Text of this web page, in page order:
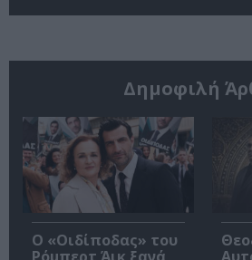
Δημοφιλή
O «Οιδίποδας» του